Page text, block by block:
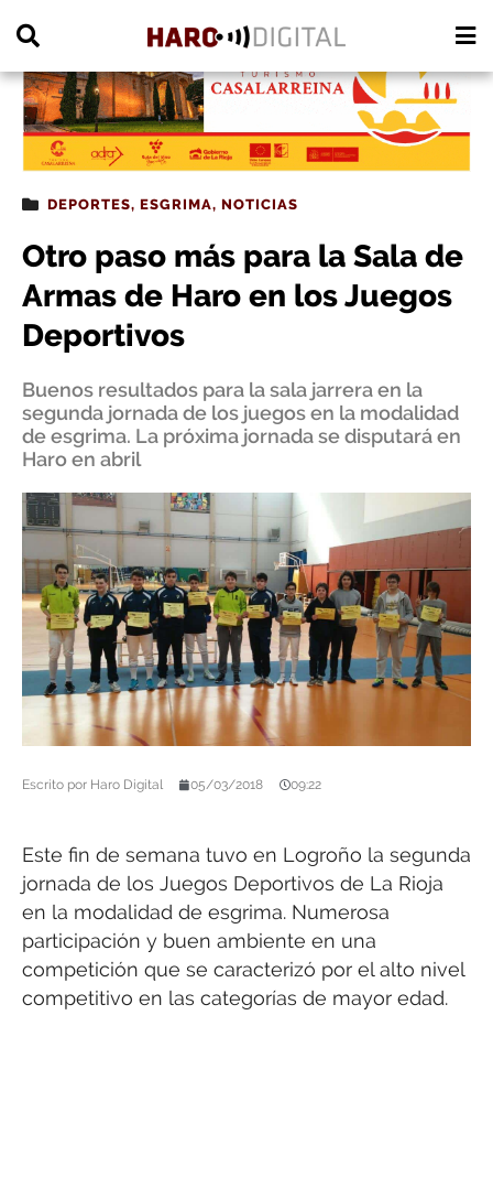
DEPORTES, ESGRIMA, NOTICIAS
Otro paso más para la Sala de
Armas de Haro en los Juegos
Deportivos
Buenos resultados para la sala jarrera en la
segunda jornada de los juegos en la modalidad
de esgrima. La próxima jornada se disputará en
Haro en abril
Escrito por Haro Digital 05/03/2018 09:22
Este fin de semana tuvo en Logroño la segunda
jornada de los Juegos Deportivos de La Rioja
en la modalidad de esgrima. Numerosa
participación y buen ambiente en una
competición que se caracterizó por el alto nivel
competitivo en las categorías de mayor edad.